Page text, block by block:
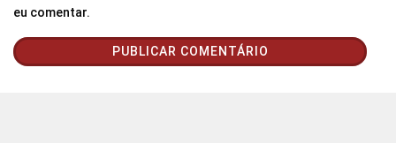
eu comentar.